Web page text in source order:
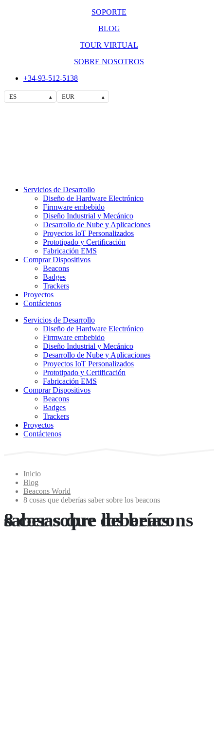
SOPORTE
BLOG
TOUR VIRTUAL
SOBRE NOSOTROS
+34-93-512-5138
ES ▴ EUR ▴
Servicios de Desarrollo
Diseño de Hardware Electrónico
Firmware embebido
Diseño Industrial y Mecánico
Desarrollo de Nube y Aplicaciones
Proyectos IoT Personalizados
Prototipado y Certificación
Fabricación EMS
Comprar Dispositivos
Beacons
Badges
Trackers
Proyectos
Contáctenos
Servicios de Desarrollo
Diseño de Hardware Electrónico
Firmware embebido
Diseño Industrial y Mecánico
Desarrollo de Nube y Aplicaciones
Proyectos IoT Personalizados
Prototipado y Certificación
Fabricación EMS
Comprar Dispositivos
Beacons
Badges
Trackers
Proyectos
Contáctenos
Inicio
Blog
Beacons World
8 cosas que deberías saber sobre los beacons
8 cosas que deberías saber sobre los beacons